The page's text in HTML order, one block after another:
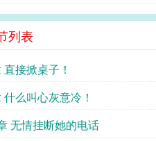
列表
接掀桌子！
么叫心灰意冷！
无情挂断她的电话